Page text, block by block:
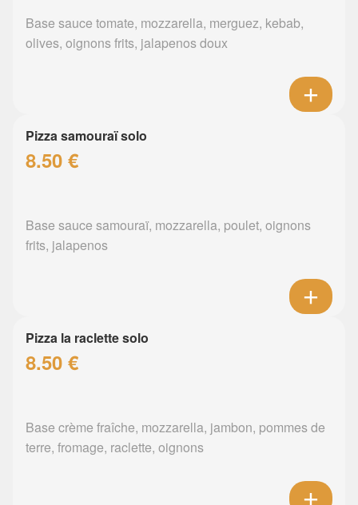
Base sauce tomate, mozzarella, merguez, kebab,
olives, oignons frits, jalapenos doux
Pizza samouraï solo
8.50 €
Base sauce samouraï, mozzarella, poulet, oignons
frits, jalapenos
Pizza la raclette solo
8.50 €
Base crème fraîche, mozzarella, jambon, pommes de
terre, fromage, raclette, oignons